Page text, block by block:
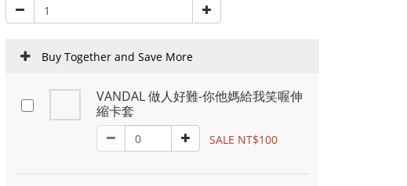
Buy Together and Save More
VANDAL 做人好難-你他媽給我笑喔伸
縮卡套
SALE NT$100